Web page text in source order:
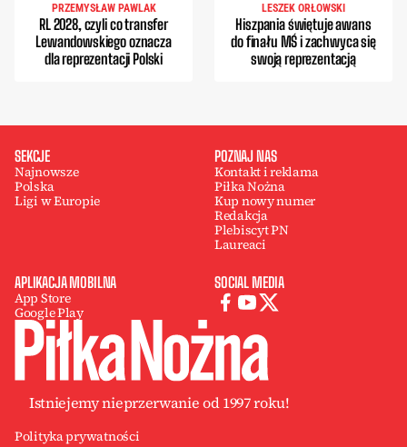
PRZEMYSŁAW PAWLAK
RL 2028, czyli co transfer
Lewandowskiego oznacza
dla reprezentacji Polski
LESZEK ORŁOWSKI
Hiszpania świętuje awans
do finału MŚ i zachwyca się
swoją reprezentacją
SEKCJE
Najnowsze
Polska
Ligi w Europie
POZNAJ NAS
Kontakt i reklama
Piłka Nożna
Kup nowy numer
Redakcja
Plebiscyt PN
Laureaci
APLIKACJA MOBILNA
App Store
Google Play
SOCIAL MEDIA
Istniejemy nieprzerwanie od 1997 roku!
Polityka prywatności